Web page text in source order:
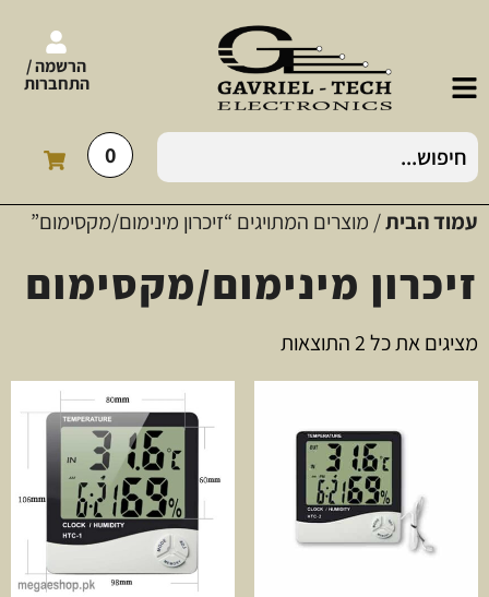
הרשמה /
התחברות
0
עמוד הבית/ מוצרים המתויגים “זיכרון מינימום/מקסימום”
זיכרון מינימום/מקסימום
מציגים את כל ⁦2⁩ התוצאות